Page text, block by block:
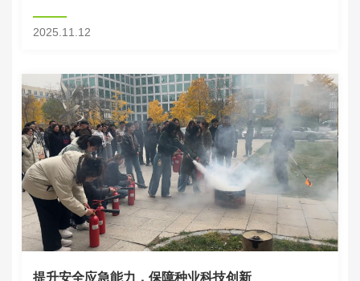
与新乡县县长李绍青分别代表双方签署科技服务战略合作框
架协议。新乡市委副书记、政法委书记谢松民，...
2025.11.12
提升安全应急能力，保障种业科技创新